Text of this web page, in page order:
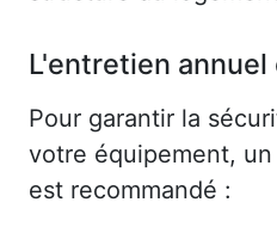
L'entretien
Pour garantir la
votre équipement,
est recommandé :